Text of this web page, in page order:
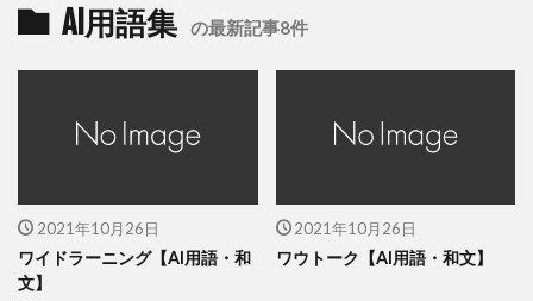
AI用語集 の最新記事8件
2021年10月26日
ワイドラーニング【AI用語・和
文】
2021年10月26日
ワウトーク【AI用語・和文】